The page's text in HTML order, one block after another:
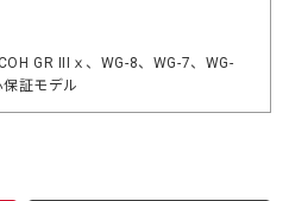
GR IIIｘ、WG-8、WG-7、WG-
証モデル